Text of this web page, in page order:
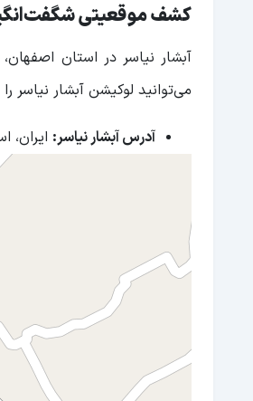
کشف موقعیتی
آبشار نیاسر در استان اصفهان، ۳۴ کیلومتری شهرستان
می‌توانید لوکیشن آبشار نیاسر
آدرس آبشار نیاسر: ایران، استان اصفهان، ۳۴